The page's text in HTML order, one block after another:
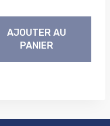
AJOUTER AU
PANIER